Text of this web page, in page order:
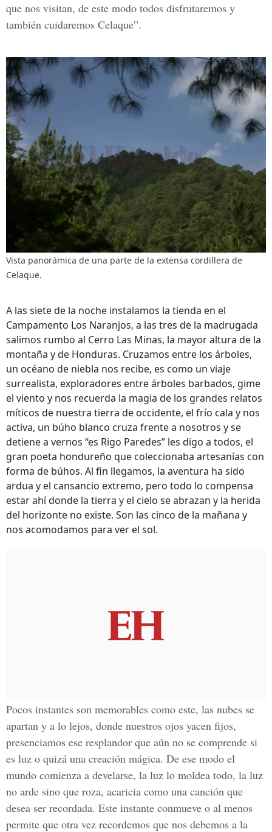
que nos visitan, de este modo todos disfrutaremos y
también cuidaremos Celaque”.
Vista panorámica de una parte de la extensa cordillera de
Celaque.
A las siete de la noche instalamos la tienda en el
Campamento Los Naranjos, a las tres de la madrugada
salimos rumbo al Cerro Las Minas, la mayor altura de la
montaña y de Honduras. Cruzamos entre los árboles,
un océano de niebla nos recibe, es como un viaje
surrealista, exploradores entre árboles barbados, gime
el viento y nos recuerda la magia de los grandes relatos
míticos de nuestra tierra de occidente, el frío cala y nos
activa, un búho blanco cruza frente a nosotros y se
detiene a vernos “es Rigo Paredes” les digo a todos, el
gran poeta hondureño que coleccionaba artesanías con
forma de búhos. Al fin llegamos, la aventura ha sido
ardua y el cansancio extremo, pero todo lo compensa
estar ahí donde la tierra y el cielo se abrazan y la herida
del horizonte no existe. Son las cinco de la mañana y
nos acomodamos para ver el sol.
Pocos instantes son memorables como este, las nubes se
apartan y a lo lejos, donde nuestros ojos yacen fijos,
presenciamos ese resplandor que aún no se comprende si
es luz o quizá una creación mágica. De ese modo el
mundo comienza a develarse, la luz lo moldea todo, la luz
no arde sino que roza, acaricia como una canción que
desea ser recordada. Este instante conmueve o al menos
permite que otra vez recordemos que nos debemos a la